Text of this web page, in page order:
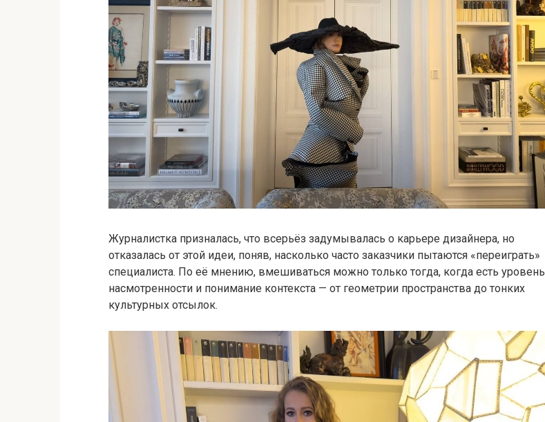
Журналистка призналась, что всерьёз задумывалась о карьере дизайнера, но
отказалась от этой идеи, поняв, насколько часто заказчики пытаются «переиграть»
специалиста. По её мнению, вмешиваться можно только тогда, когда есть уровень
насмотренности и понимание контекста — от геометрии пространства до тонких
культурных отсылок.